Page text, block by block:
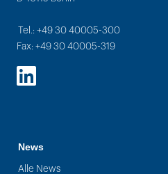
Tel.: +49 30 40005-300
Fax: +49 30 40005-319
LinkedIn
News
Alle News